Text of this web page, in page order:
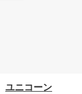
ユニコーン